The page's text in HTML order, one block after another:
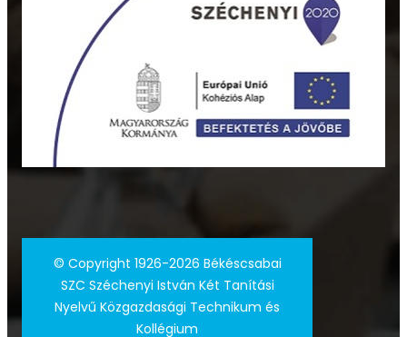
© Copyright 1926-2026 Békéscsabai
SZC Széchenyi István Két Tanítási
Nyelvű Közgazdasági Technikum és
Kollégium